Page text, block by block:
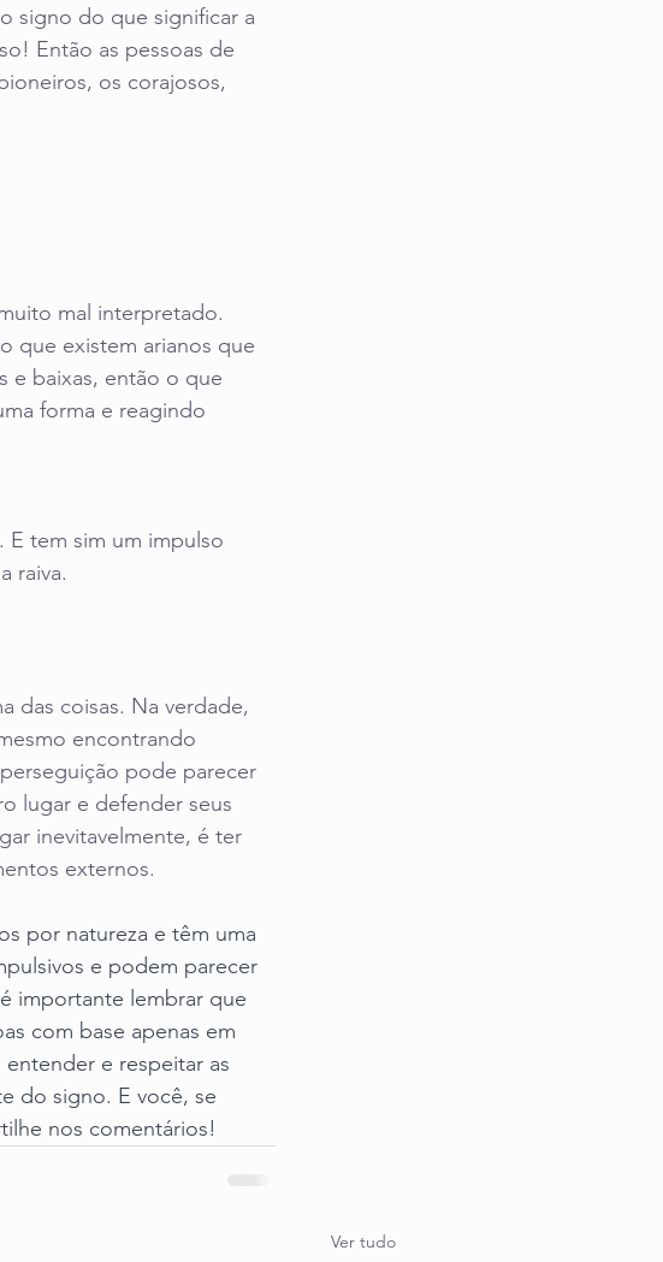
signo do que significar a
Então as pessoas de
os corajosos,
mal interpretado.
que existem arianos que
e baixas, então o que
forma e reagindo
E tem sim um impulso
raiva.
das coisas. Na verdade,
encontrando
pode parecer
lugar e defender seus
inevitavelmente, é ter
externos.
por natureza e têm uma
e podem parecer
importante lembrar que
com base apenas em
e respeitar as
do signo. E você, se
nos comentários!
Ver tudo